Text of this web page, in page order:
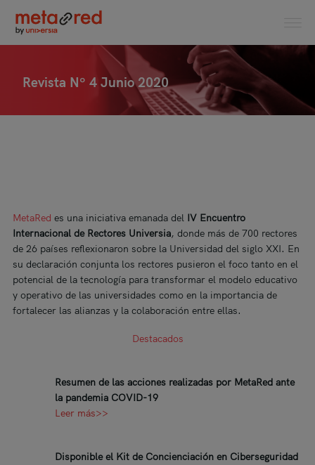
Revista Nº 4 Junio 2020
MetaRed es una iniciativa emanada del IV Encuentro
Internacional de Rectores Universia, donde más de 700 rectores
de 26 países reflexionaron sobre la Universidad del siglo XXI. En
su declaración conjunta los rectores pusieron el foco tanto en el
potencial de la tecnología para transformar el modelo educativo
y operativo de las universidades como en la importancia de
fortalecer las alianzas y la colaboración entre ellas.
Destacados
Resumen de las acciones realizadas por MetaRed ante
la pandemia COVID-19
Leer más>>
Disponible el Kit de Concienciación en Ciberseguridad